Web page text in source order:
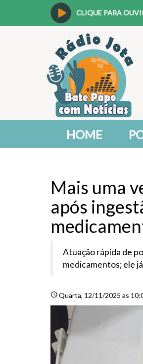
CLIQUE PARA
HOME
Mais uma
após
Atuação rápida de
medicamentos; ele
scheduleQuarta, 12/11/2025 as